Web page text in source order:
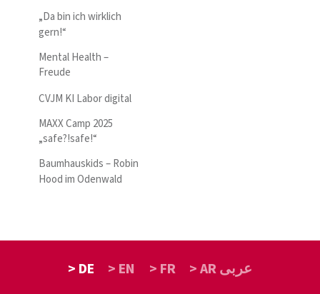
„Da bin ich wirklich
gern!“
Mental Health –
Freude
CVJM KI Labor digital
MAXX Camp 2025
„safe?!safe!“
Baumhauskids – Robin
Hood im Odenwald
> DE > EN > FR > AR عربى